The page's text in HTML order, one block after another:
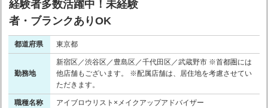
経験者多数活躍中！未経験
者・ブランクありOK
都道府県 東京都
勤務地
新宿区／渋谷区／豊島区／千代田区／武蔵野市 ※首都圏には
他店舗もございます。 ※配属店舗は、居住地を考慮させてい
ただきます。
職種名称 アイブロウリスト×メイクアップアドバイザー